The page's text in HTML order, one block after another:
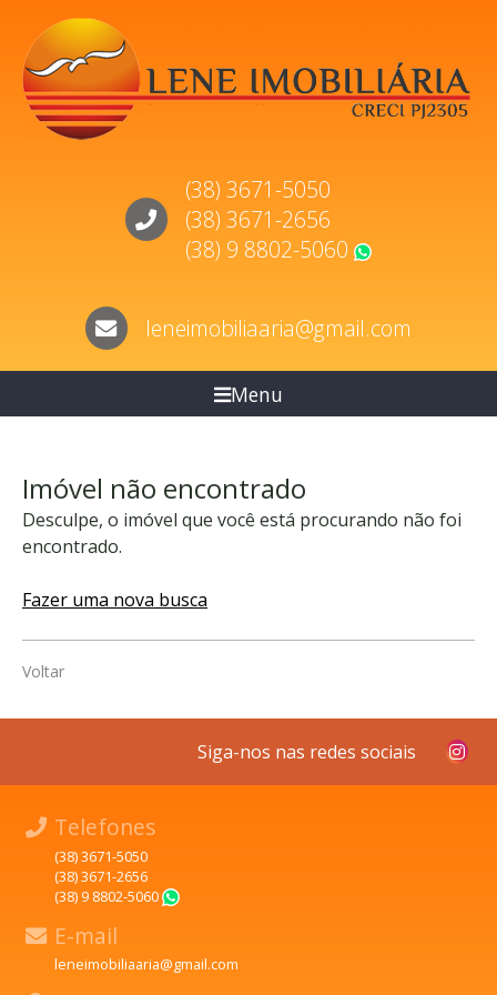
(38) 3671-5050
(38) 3671-2656
(38) 9 8802-5060
leneimobiliaaria@gmail.com
Menu
Imóvel não encontrado
Desculpe, o imóvel que você está procurando não foi
encontrado.
Fazer uma nova busca
Voltar
Siga-nos nas redes sociais
Telefones
(38) 3671-5050
(38) 3671-2656
(38) 9 8802-5060
E-mail
leneimobiliaaria@gmail.com